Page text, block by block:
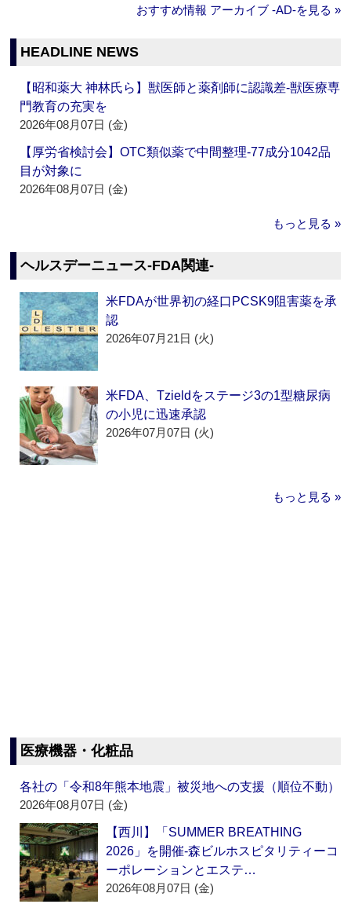
おすすめ情報 アーカイブ ‐AD‐を見る »
HEADLINE NEWS
【昭和薬大 神林氏ら】獣医師と薬剤師に認識差‐獣医療専
門教育の充実を
2026年08月07日 (金)
【厚労省検討会】OTC類似薬で中間整理‐77成分1042品
目が対象に
2026年08月07日 (金)
もっと見る »
ヘルスデーニュース‐FDA関連‐
米FDAが世界初の経口PCSK9阻害薬を承
認
2026年07月21日 (火)
米FDA、Tzieldをステージ3の1型糖尿病
の小児に迅速承認
2026年07月07日 (火)
もっと見る »
医療機器・化粧品
各社の「令和8年熊本地震」被災地への支援（順位不動）
2026年08月07日 (金)
【西川】「SUMMER BREATHING
2026」を開催‐森ビルホスピタリティーコ
ーポレーションとエステ…
2026年08月07日 (金)